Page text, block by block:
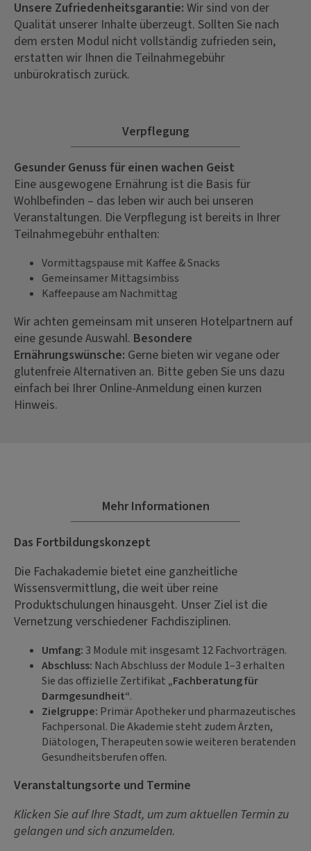
Unsere Zufriedenheitsgarantie: Wir sind von der
Qualität unserer Inhalte überzeugt. Sollten Sie nach
dem ersten Modul nicht vollständig zufrieden sein,
erstatten wir Ihnen die Teilnahmegebühr
unbürokratisch zurück.
Verpflegung
Gesunder Genuss für einen wachen Geist
Eine ausgewogene Ernährung ist die Basis für
Wohlbefinden – das leben wir auch bei unseren
Veranstaltungen. Die Verpflegung ist bereits in Ihrer
Teilnahmegebühr enthalten:
Vormittagspause mit Kaffee & Snacks
Gemeinsamer Mittagsimbiss
Kaffeepause am Nachmittag
Wir achten gemeinsam mit unseren Hotelpartnern auf
eine gesunde Auswahl. Besondere
Ernährungswünsche: Gerne bieten wir vegane oder
glutenfreie Alternativen an. Bitte geben Sie uns dazu
einfach bei Ihrer Online-Anmeldung einen kurzen
Hinweis.
Mehr Informationen
Das Fortbildungskonzept
Die Fachakademie bietet eine ganzheitliche
Wissensvermittlung, die weit über reine
Produktschulungen hinausgeht. Unser Ziel ist die
Vernetzung verschiedener Fachdisziplinen.
Umfang: 3 Module mit insgesamt 12 Fachvorträgen.
Abschluss: Nach Abschluss der Module 1–3 erhalten
Sie das offizielle Zertifikat „Fachberatung für
Darmgesundheit“.
Zielgruppe: Primär Apotheker und pharmazeutisches
Fachpersonal. Die Akademie steht zudem Ärzten,
Diätologen, Therapeuten sowie weiteren beratenden
Gesundheitsberufen offen.
Veranstaltungsorte und Termine
Klicken Sie auf Ihre Stadt, um zum aktuellen Termin zu
gelangen und sich anzumelden.